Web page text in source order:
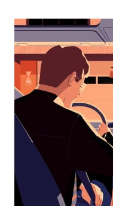
bas
interagir
avec
calendrier
et
sélectionner
une
date.
Appuyez
d'échappement
pour
fermer